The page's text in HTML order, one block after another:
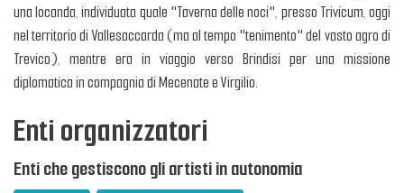
una locanda, individuata quale "Taverna delle noci", presso Trivicum, oggi
nel territorio di Vallesaccarda (ma al tempo "tenimento" del vasto agro di
Trevico), mentre era in viaggio verso Brindisi per una missione
diplomatica in compagnia di Mecenate e Virgilio.
Enti organizzatori
Enti che gestiscono gli artisti in autonomia